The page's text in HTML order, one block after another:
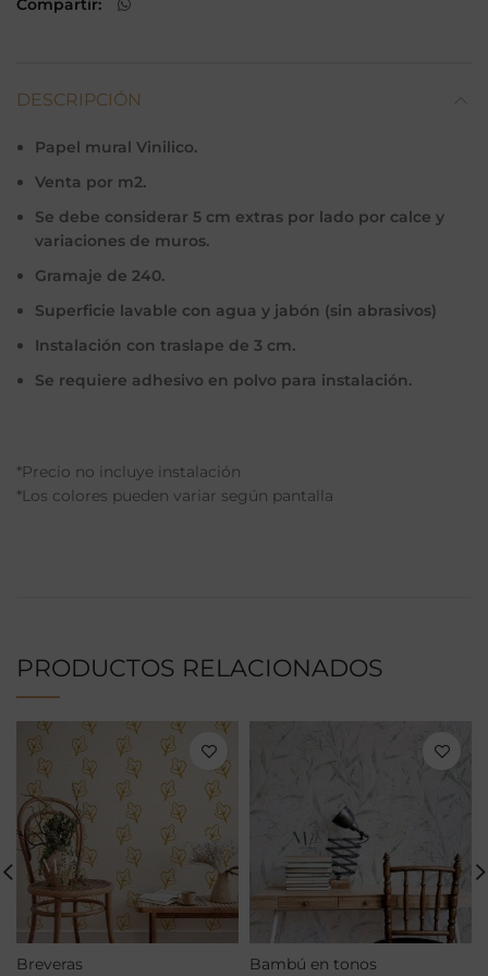
Compartir
DESCRIPCIÓN
Papel mural Vinilico.
Venta por m2.
Se debe considerar 5 cm extras por lado por calce y
variaciones de muros.
Gramaje de 240.
Superficie lavable con agua y jabón (sin abrasivos)
Instalación con traslape de 3 cm.
Se requiere adhesivo en polvo para instalación.
*Precio no incluye instalación
*Los colores pueden variar según pantalla
PRODUCTOS RELACIONADOS
Breveras Bambú en tonos